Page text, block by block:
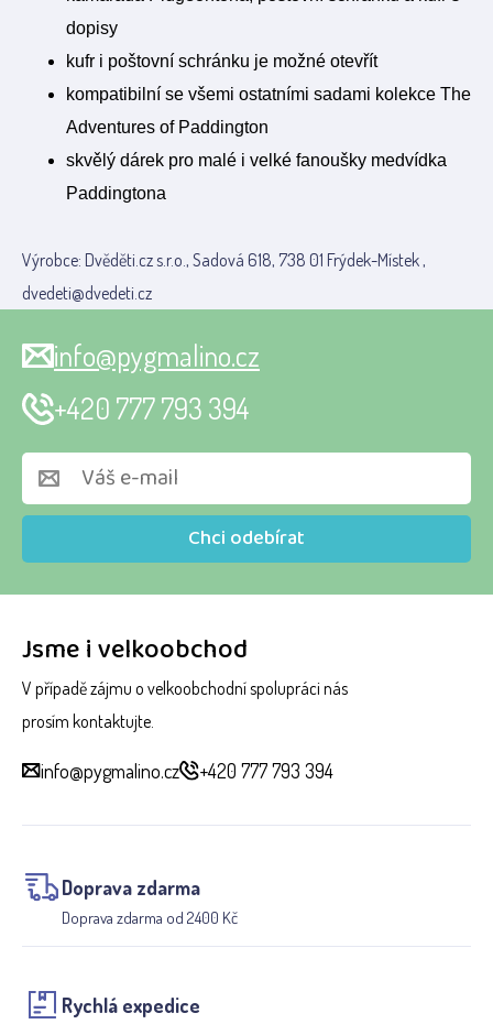
dopisy
kufr i poštovní schránku je možné otevřít
kompatibilní se všemi ostatními sadami kolekce The
Adventures of Paddington
skvělý dárek pro malé i velké fanoušky medvídka
Paddingtona
Výrobce: Dvěděti.cz s.r.o., Sadová 618, 738 01 Frýdek-Místek ,
dvedeti@dvedeti.cz
Jsme i velkoobchod
V případě zájmu o velkoobchodní spolupráci nás
prosím kontaktujte.
info@pygmalino.cz +420 777 793 394
Doprava zdarma
Doprava zdarma od 2400 Kč
Rychlá expedice
Chci odebírat
info@pygmalino.cz
+420 777 793 394